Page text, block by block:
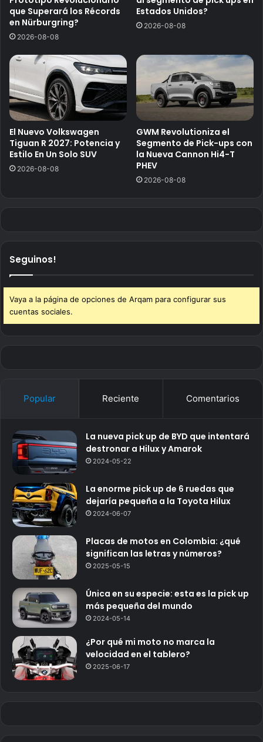
que Superará los Récords
en Nürburgring?
2026-08-08
Estados Unidos?
2026-08-08
El Nuevo Volkswagen
Tiguan R 2027: Potencia y
Estilo En Un Solo SUV
2026-08-08
GWM Revolutioniza el
Segmento de Pick-ups con
la Nueva Cannon Hi4-T
PHEV
2026-08-08
Seguinos!
Vaya a la página de opciones de Arqam para configurar sus
cuentas sociales.
Popular Reciente Comentarios
La nueva pick up de BYD que intentará
destronar a Hilux y Amarok
2024-05-22
La enorme pick up de 6 ruedas que
dejaría pequeña a la Toyota Hilux
2024-06-07
Placas de motos en Colombia: ¿qué
significan las letras y números?
2025-05-15
Única en su especie: esta es la pick up
más pequeña del mundo
2024-05-14
¿Por qué mi moto no marca la
velocidad en el tablero?
2025-06-17